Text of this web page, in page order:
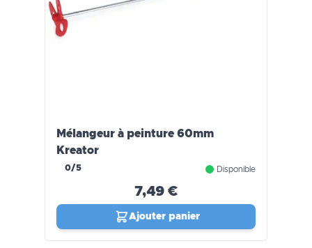
Mélangeur à peinture 60mm
Kreator
0/5 Disponible
7,49 €
Ajouter panier